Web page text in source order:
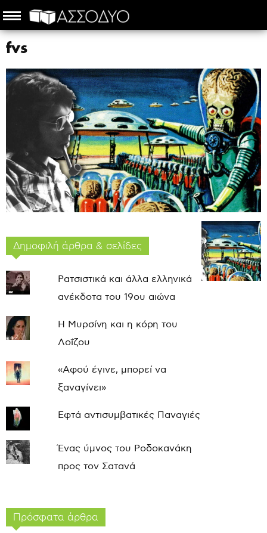
fvs
Δημοφιλή άρθρα & σελίδες
Ρατσιστικά και άλλα ελληνικά
ανέκδοτα του 19ου αιώνα
Η Μυρσίνη και η κόρη του
Λοΐζου
«Αφού έγινε, μπορεί να
ξαναγίνει»
Εφτά αντισυμβατικές Παναγιές
Ένας ύμνος του Ροδοκανάκη
προς τον Σατανά
Πρόσφατα άρθρα